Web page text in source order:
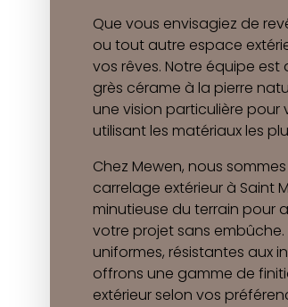
Que vous envisagiez de
ou tout autre espace
vos rêves. Notre équipe
grès cérame à la pierre
une vision particulière pour
utilisant les matériaux les
Chez Mewen, nous
carrelage extérieur à Saint
minutieuse du terrain pour
votre projet sans
uniformes, résistantes aux
offrons une gamme de
extérieur selon vos